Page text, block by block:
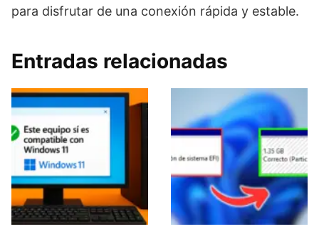
para disfrutar de una conexión rápida y estable.
Entradas relacionadas